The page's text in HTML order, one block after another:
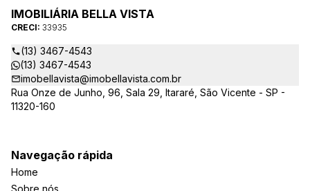
ao CRECI-EE – estarão sempre prontos para responder-lhe
todas as suas dúvidas sobre casas, apartamentos, terrenos,
salas comerciais e outros produtos imobiliários.
IMOBILIÁRIA BELLA VISTA
CRECI: 33935
(13) 3467-4543
(13) 3467-4543
imobellavista@imobellavista.com.br
Rua Onze de Junho, 96, Sala 29, Itararé, São Vicente - SP -
11320-160
Navegação rápida
Home
Sobre nós